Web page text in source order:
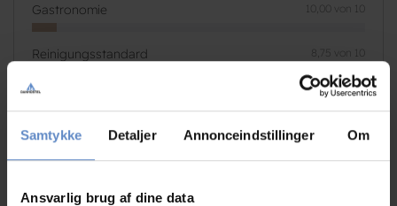
Samtykke Detaljer Annonceindstillinger Om
Ansvarlig brug af dine data
Gastronomie 10,00 von 10
Reinigungsstandard 8,75 von 10
Standort 7,50 von 10
Preis-Leistungs-Verhältnis 8,75 von 10